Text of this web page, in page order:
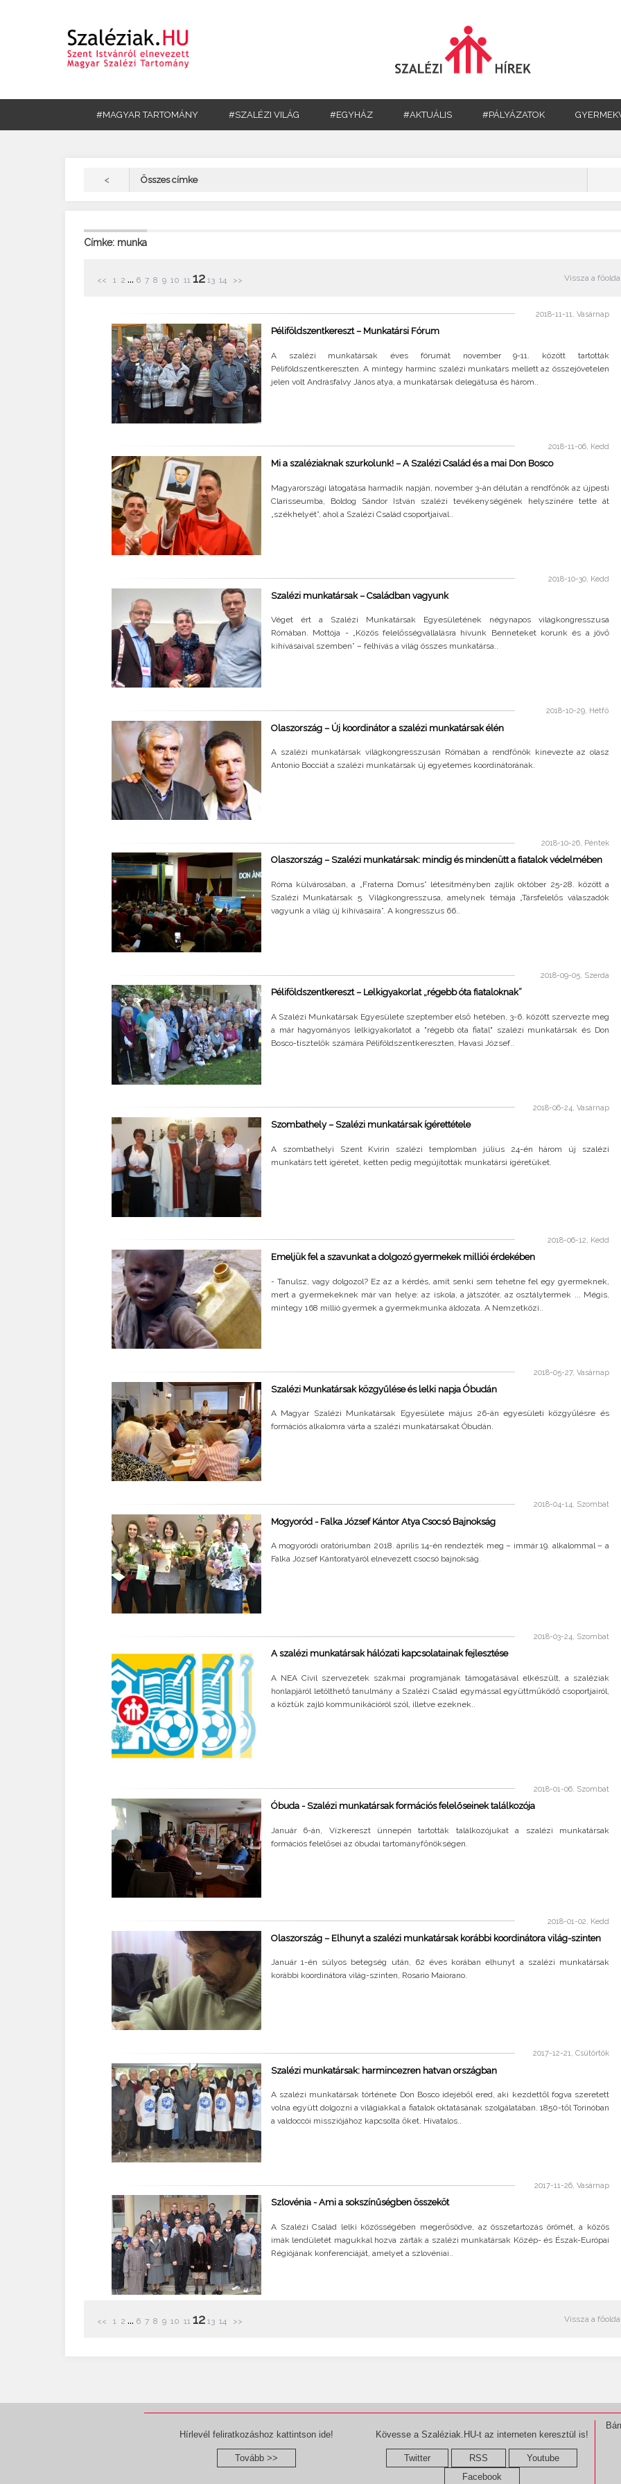
#MAGYAR TARTOMÁNY #SZALÉZI VILÁG #EGYHÁZ #AKTUÁLIS #PÁLYÁZATOK
< Összes címke
Címke: munka
Vissza a
<< 1 2 ... 6 7 8 9 10 11 12 13 14 >>
2018-11-11, Vasárnap
Péliföldszentkereszt – Munkatársi Fórum
A szalézi munkatársak éves fórumát november 9-11. között tartották
Péliföldszentkereszten. A mintegy harminc szalézi munkatárs mellett az összejövetelen
jelen volt Andrásfalvy János atya, a munkatársak delegátusa és három..
2018-11-06, Kedd
Mi a szaléziaknak szurkolunk! – A Szalézi Család és a mai Don Bosco
Magyarországi látogatása harmadik napján, november 3-án délután a rendfőnök az újpesti
Clarisseumba, Boldog Sándor István szalézi tevékenységének helyszínére tette át
„székhelyét”, ahol a Szalézi Család csoportjaival..
2018-10-30, Kedd
Szalézi munkatársak – Családban vagyunk
Véget ért a Szalézi Munkatársak Egyesületének négynapos világkongresszusa
Rómában. Mottója - „Közös felelősségvállalásra hívunk Benneteket korunk és a jövő
kihívásaival szemben” – felhívás a világ összes munkatársa..
2018-10-29, Hétfő
Olaszország – Új koordinátor a szalézi munkatársak élén
A szalézi munkatársak világkongresszusán Rómában a rendfőnök kinevezte az olasz
Antonio Bocciát a szalézi munkatársak új egyetemes koordinátorának.
2018-10-26, Péntek
Olaszország – Szalézi munkatársak: mindig és mindenütt a fiatalok védelmében
Róma külvárosában, a „Fraterna Domus” létesítményben zajlik október 25-28. között a
Szalézi Munkatársak 5. Világkongresszusa, amelynek témája „Társfelelős válaszadók
vagyunk a világ új kihívásaira”. A kongresszus 66..
2018-09-05, Szerda
Péliföldszentkereszt – Lelkigyakorlat „régebb óta fiataloknak”
A Szalézi Munkatársak Egyesülete szeptember első hetében, 3-6. között szervezte meg
a már hagyományos lelkigyakorlatot a "régebb óta fiatal" szalézi munkatársak és Don
Bosco-tisztelők számára Péliföldszentkereszten, Havasi József..
2018-06-24, Vasárnap
Szombathely – Szalézi munkatársak ígérettétele
A szombathelyi Szent Kvirin szalézi templomban július 24-én három új szalézi
munkatárs tett ígéretet, ketten pedig megújították munkatársi ígéretüket.
2018-06-12, Kedd
Emeljük fel a szavunkat a dolgozó gyermekek milliói érdekében
- Tanulsz, vagy dolgozol? Ez az a kérdés, amit senki sem tehetne fel egy gyermeknek,
mert a gyermekeknek már van helye: az iskola, a játszótér, az osztálytermek ... Mégis,
mintegy 168 millió gyermek a gyermekmunka áldozata. A Nemzetközi..
2018-05-27, Vasárnap
Szalézi Munkatársak közgyűlése és lelki napja Óbudán
A Magyar Szalézi Munkatársak Egyesülete május 26-án egyesületi közgyűlésre és
formációs alkalomra várta a szalézi munkatársakat Óbudán.
2018-04-14, Szombat
Mogyoród - Falka József Kántor Atya Csocsó Bajnokság
A mogyoródi oratóriumban 2018. április 14-én rendezték meg – immár 19. alkalommal – a
Falka József Kántoratyáról elnevezett csocsó bajnokság.
2018-03-24, Szombat
A szalézi munkatársak hálózati kapcsolatainak fejlesztése
A NEA Civil szervezetek szakmai programjának támogatásával elkészült, a szaléziak
honlapjáról letölthető tanulmány a Szalézi Család egymással együttműködő csoportjairól,
a köztük zajló kommunikációról szól, illetve ezeknek..
2018-01-06, Szombat
Óbuda - Szalézi munkatársak formációs felelőseinek találkozója
Január 6-án, Vízkereszt ünnepén tartották találkozójukat a szalézi munkatársak
formációs felelősei az óbudai tartományfőnökségen.
2018-01-02, Kedd
Olaszország – Elhunyt a szalézi munkatársak korábbi koordinátora világ-szinten
Január 1-én súlyos betegség után, 62 éves korában elhunyt a szalézi munkatársak
korábbi koordinátora világ-szinten, Rosario Maiorano.
2017-12-21, Csütörtök
Szalézi munkatársak: harmincezren hatvan országban
A szalézi munkatársak története Don Bosco idejéből ered, aki kezdettől fogva szeretett
volna együtt dolgozni a világiakkal a fiatalok oktatásának szolgálatában. 1850-től Torinóban
a valdoccói missziójához kapcsolta őket. Hivatalos..
2017-11-26, Vasárnap
Szlovénia - Ami a sokszínűségben összeköt
A Szalézi Család lelki közösségében megerősödve, az összetartozás örömét, a közös
imák lendületét magukkal hozva zárták a szalézi munkatársak Közép- és Észak-Európai
Régiójának konferenciáját, amelyet a szlovéniai..
Vissza a
<< 1 2 ... 6 7 8 9 10 11 12 13 14 >>
Hírlevél feliratkozáshoz kattintson ide!
Tovább >>
Kövesse a Szaléziak.HU-t az interneten keresztül is!
Twitter RSS
Youtube
Facebook